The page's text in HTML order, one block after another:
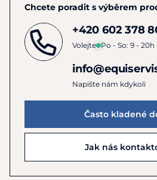
jezdeckého učení navazují
každodenní práci. Drezurní cviky
jezdit korektně, jinak se pokazí
prováděl drezurní prvky uvolněně a
jezdec/jezdkyně použít svoje
(německý národní trenér)
Chcete poradit s výběrem
+420 602 378
Volejte Po - So: 9 - 20h
Napište nám kdykoli
Často kladené
Jak nás